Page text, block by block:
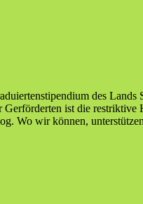
des
ist die restriktive
Wo wir können,